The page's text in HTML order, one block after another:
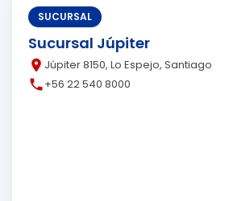
SUCURSAL
Sucursal Júpiter
place Júpiter 8150, Lo Espejo, Santiago
call+56 22 540 8000